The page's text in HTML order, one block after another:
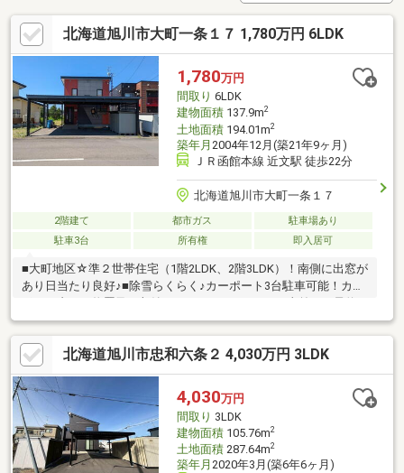
北海道旭川市大町一条１７ 1,780万円 6LDK
1,780万円
間取り 6LDK
建物面積137.9m2
土地面積194.01m2
築年月 2004年12月(築21年9ヶ月)
ＪＲ函館本線 近文駅 徒歩22分
北海道旭川市大町一条１７
2階建て 都市ガス
駐車場あり
駐車3台
所有権 即入居可
■大町地区☆準２世帯住宅（1階2LDK、2階3LDK）！南側に出窓が
あり日当たり良好♪■除雪らくらく♪カーポート3台駐車可能！カー
をいただければ内覧可能ですので、お気軽にお問い合わせくださ
い！■【住宅ローン返済例】借入金額1780万円、返済期間35年、
金利0.95％（3年固定）の場合・・・返済額49、833円/月
北海道旭川市忠和六条２ 4,030万円 3LDK
4,030万円
間取り 3LDK
建物面積105.76m2
土地面積287.64m2
築年月 2020年3月(築6年6ヶ月)